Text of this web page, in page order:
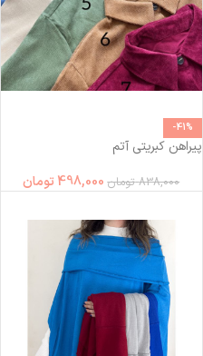
-41%
پیراهن کبریتی آتم
838,000 تومان 498,000 تومان